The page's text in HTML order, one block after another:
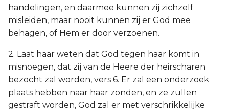
handelingen, en daarmee kunnen zij zichzelf
misleiden, maar nooit kunnen zij er God mee
behagen, of Hem er door verzoenen.
2. Laat haar weten dat God tegen haar komt in
misnoegen, dat zij van de Heere der heirscharen
bezocht zal worden, vers 6. Er zal een onderzoek
plaats hebben naar haar zonden, en ze zullen
gestraft worden, God zal er met verschrikkelijke